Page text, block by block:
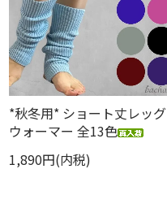
*秋冬用* ショート丈レッグ
ウォーマー 全13色
1,890円(内税)